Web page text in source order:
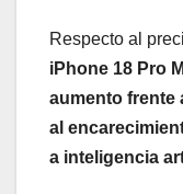
Respecto al
iPhone 18 Pro
aumento frente
al
a inteligencia